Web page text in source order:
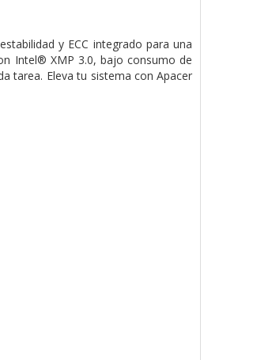
y ECC integrado para una
Intel® XMP 3.0, bajo consumo de
tarea. Eleva tu sistema con Apacer